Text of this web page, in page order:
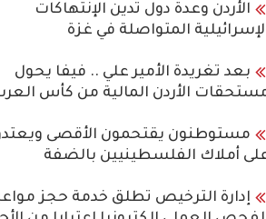
الأردن وعدة دول تدين الإنتهاكات
المتواصلة في غزة
بعد تغريدة الأمير علي .. فيفا يحول
الأردن المالية من كأس
مستوطنون يقتحمون الأقصى
أملاك الفلسطينيين بالضفة
إدارة الترخيص تطلق خدمة حجز